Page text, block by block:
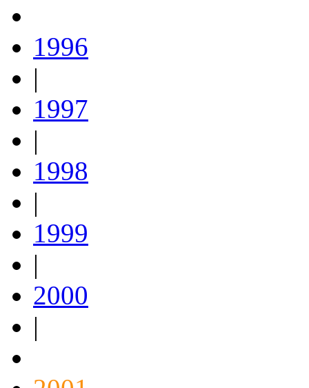
1996
|
1997
|
1998
|
1999
|
2000
|